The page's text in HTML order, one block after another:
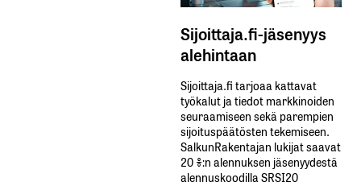
Sijoittaja.fi-jäsenyys
alehintaan
Sijoittaja.fi tarjoaa kattavat
työkalut ja tiedot markkinoiden
seuraamiseen sekä parempien
sijoituspäätösten tekemiseen.
SalkunRakentajan lukijat saavat
20 %:n alennuksen jäsenyydestä
alennuskoodilla SRSI20